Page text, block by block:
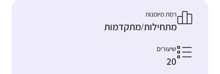
רמת מיומנות
מתחילות/מתקדמות
שיעורים
20